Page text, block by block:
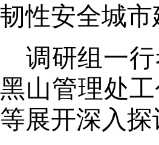
韧性安全城
调研组一
黑山管理处
等展开深入探